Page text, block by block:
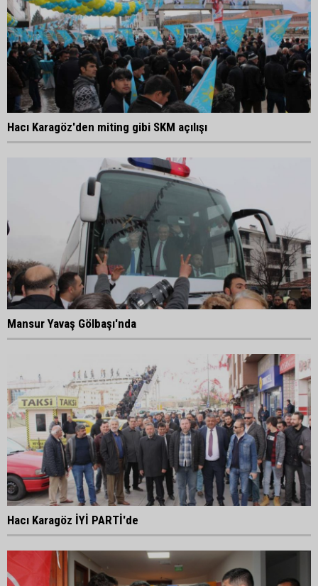
Hacı Karagöz'den miting gibi SKM açılışı
Mansur Yavaş Gölbaşı'nda
Hacı Karagöz İYİ PARTİ'de